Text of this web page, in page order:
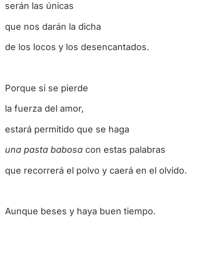
serán las únicas
que nos darán la dicha
de los locos y los desencantados.
Porque si se pierde
la fuerza del amor,
estará permitido que se haga
una pasta babosa con estas palabras
que recorrerá el polvo y caerá en el olvido.
Aunque beses y haya buen tiempo.